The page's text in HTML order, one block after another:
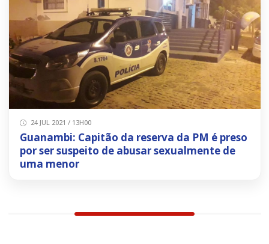
24 JUL 2021 / 13H00
Guanambi: Capitão da reserva da PM é preso
por ser suspeito de abusar sexualmente de
uma menor